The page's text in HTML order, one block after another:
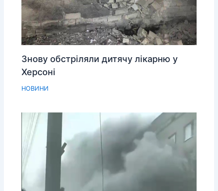
Знову обстріляли дитячу лікарню у
Херсоні
НОВИНИ